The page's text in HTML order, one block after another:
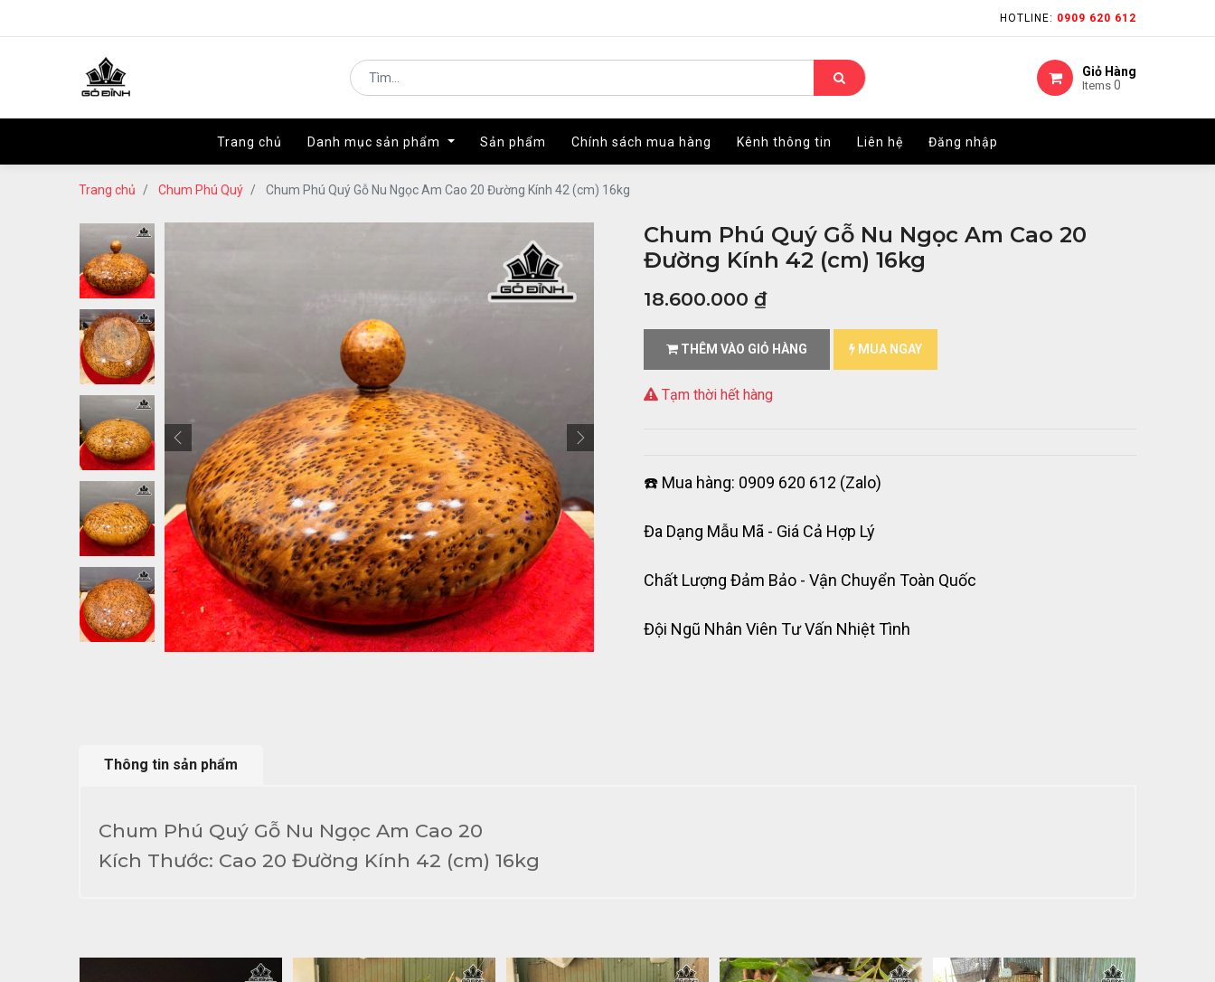
HOTLINE: 0909 620 612
Giỏ Hàng
Items 0
Trang chủ Danh mục sản phẩm Sản phẩm Chính sách mua hàng Kênh thông tin Liên hệ Đăng nhập
HOTLINE: 0909 620 612
Giỏ Hàng
Items 0
Trang chủ Danh mục sản phẩm Sản phẩm Chính sách mua hàng Kênh thông tin Liên hệ Đăng nhập
Trang chủ Chum Phú Quý Chum Phú Quý Gỗ Nu Ngọc Am Cao 20 Đường Kính 42 (cm) 16kg
Chum Phú Quý Gỗ Nu Ngọc Am Cao 20
Đường Kính 42 (cm) 16kg
18.600.000 ₫
THÊM VÀO GIỎ HÀNG MUA NGAY
Tạm thời hết hàng
☎️ Mua hàng: 0909 620 612 (Zalo)
Đa Dạng Mẫu Mã - Giá Cả Hợp Lý
Chất Lượng Đảm Bảo - Vận Chuyển Toàn Quốc
Đội Ngũ Nhân Viên Tư Vấn Nhiệt Tình
Thông tin sản phẩm
Chum Phú Quý Gỗ Nu Ngọc Am Cao 20
Kích Thước: Cao 20 Đường Kính 42 (cm) 16kg